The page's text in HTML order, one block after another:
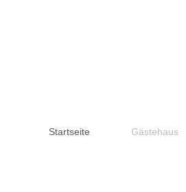
Startseite Gästehaus